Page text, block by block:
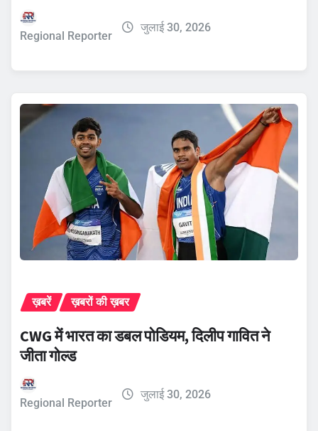
Regional Reporter
जुलाई 30, 2026
ख़बरें ख़बरों की ख़बर
CWG में भारत का डबल पोडियम, दिलीप गावित ने
जीता गोल्ड
Regional Reporter
जुलाई 30, 2026